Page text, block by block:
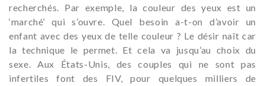
recherchés. Par exemple, la couleur des yeux est un
‘marché’ qui s’ouvre. Quel besoin a-t-on d’avoir un
enfant avec des yeux de telle couleur ? Le désir naît car
la technique le permet. Et cela va jusqu’au choix du
sexe. Aux États-Unis, des couples qui ne sont pas
infertiles font des FIV, pour quelques milliers de